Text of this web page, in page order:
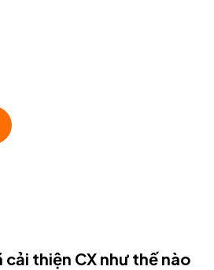
cải thiện CX như thế nào